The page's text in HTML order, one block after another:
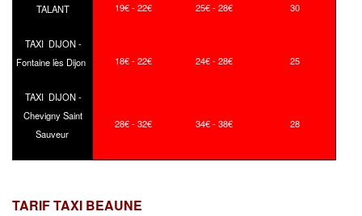
TALANT
19€ - 22€ 25€ - 28€ 30
TAXI DIJON -
Fontaine lès Dijon
18€ - 22€ 24€ - 28€ 25
TAXI DIJON -
Chevigny Saint
Sauveur
28€ - 32€ 34€ - 38€ 28
TARIF TAXI BEAUNE